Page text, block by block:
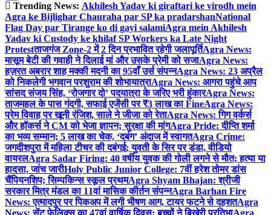
Trending News: Akhilesh Yadav ki giraftari ke virodh mein
Agra ke Bijlighar Chauraha par SP ka pradarshanNational
Flag Day par Tirange ko di gayi salamiAgra mein Akhilesh
Yadav ki Custody ke khilaf SP Workers ka Late Night
Protestताजगंज Zone-2 में 2 दिन प्रभावित रहेगी जलापूर्तिAgra News:
मासूम बेटी की गवाही ने दिलाई मां और उसके प्रेमी को सजाAgra News:
हज़रत अबरार शाह मक्की मदनी का 95वाँ उर्स संपन्नAgra News: 23 अप्रैल
को निकलेगी भगवान परशुराम की शोभायात्राAgra News: आगरा पहुंचे आप
सांसद संजय सिंह, ‘रोजगार दो’ पदयात्रा के जरिए भरी हुंकारAgra News:
ताजमहल के पास गंदगी, सफाई एजेंसी पर ₹3 लाख का FineAgra News:
प्रेम विवाह पर खूनी रंजिश, साले ने जीजा को रेताAgra News: गिग वर्कर्स
और हॉकर्स ने CM को भेजा ज्ञापन; सुरक्षा की मांगAgra Pride: दीप्ति शर्मा
का भव्य सम्मान; 5 लाख का चेक, ‘दबंग’ अंदाज में स्वागतAgra Crime:
जगदीशपुरा में महिला टीचर की दबंगई; युवती के सिर पर डंडा, वीडियो
वायरलAgra Sadar Firing: 40 वर्षीय युवक की गोली लगने से मौत; हत्या या
हादसा, जांच जारीHoly Public Junior College: 7वीं हरेश तोमर डांस
चैंपियनशिप; सिम्पकिन्स स्कूल प्रथमAgra Shyam Bhajan: श्रीजी
सरकार मित्र मंडल का 11वां मासिक कीर्तन संपन्नAgra Barhan Fire
News: एत्मादपुर पर पिकअप में लगी भीषण आग, टायर फटने से दहशतAgra
News: सेंट फेलिक्स का 47वां वार्षिक दिवस; बच्चों ने बिखेरी प्रतिभाAgra